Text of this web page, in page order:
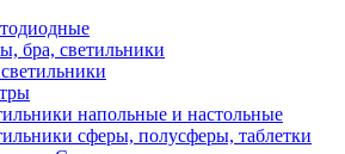
бра, светильники
напольные и настольные
сферы, полусферы, таблетки